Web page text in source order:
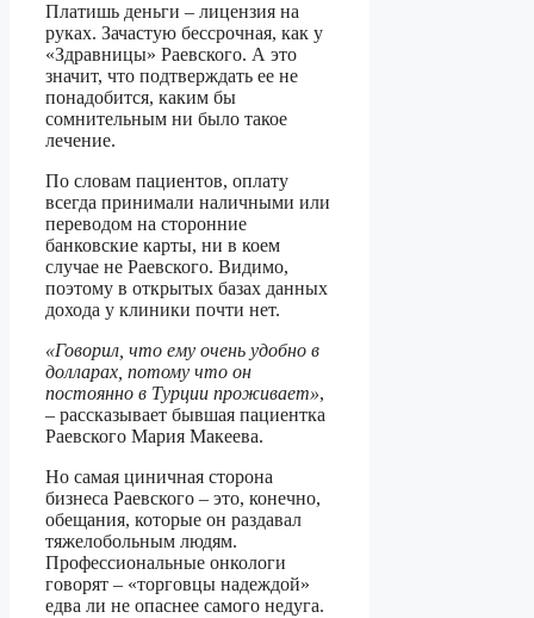
Платишь деньги – лицензия на
руках. Зачастую бессрочная, как у
«Здравницы» Раевского. А это
значит, что подтверждать ее не
понадобится, каким бы
сомнительным ни было такое
лечение.
По словам пациентов, оплату
всегда принимали наличными или
переводом на сторонние
банковские карты, ни в коем
случае не Раевского. Видимо,
поэтому в открытых базах данных
дохода у клиники почти нет.
«Говорил, что ему очень удобно в
долларах, потому что он
постоянно в Турции проживает»,
– рассказывает бывшая пациентка
Раевского Мария Макеева.
Но самая циничная сторона
бизнеса Раевского – это, конечно,
обещания, которые он раздавал
тяжелобольным людям.
Профессиональные онкологи
говорят – «торговцы надеждой»
едва ли не опаснее самого недуга.